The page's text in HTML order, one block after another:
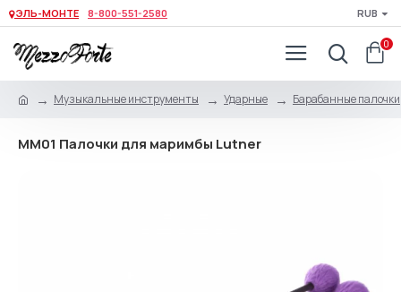
ЭЛЬ-МОНТЕ 8-800-551-2580 RUB
0
Музыкальные инструменты Ударные Барабанные
MM01 Палочки для маримбы Lutner